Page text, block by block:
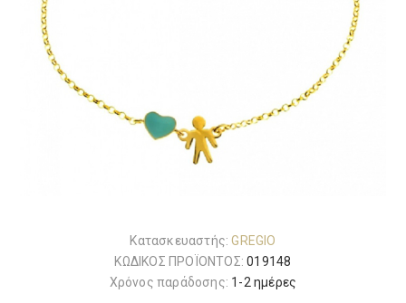
Κατασκευαστής: GREGIO
ΚΩΔΙΚΟΣ ΠΡΟΪΟΝΤΟΣ: 019148
Χρόνος παράδοσης: 1-2 ημέρες